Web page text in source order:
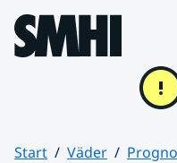
Hoppa till sidans innehåll
Start Väder